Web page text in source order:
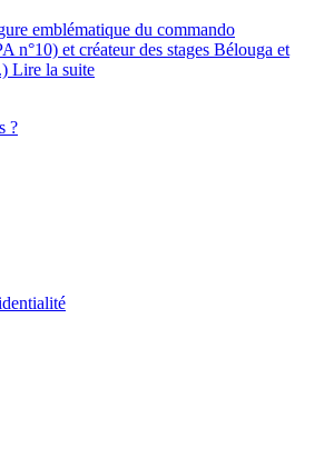
emblématique du commando
n°10) et créateur des stages Bélouga et
Lire la suite
?